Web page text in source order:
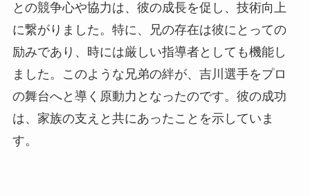
との競争心や協力は、彼の成長を促し、技術向上
に繋がりました。特に、兄の存在は彼にとっての
励みであり、時には厳しい指導者としても機能し
ました。このような兄弟の絆が、吉川選手をプロ
の舞台へと導く原動力となったのです。彼の成功
は、家族の支えと共にあったことを示していま
す。